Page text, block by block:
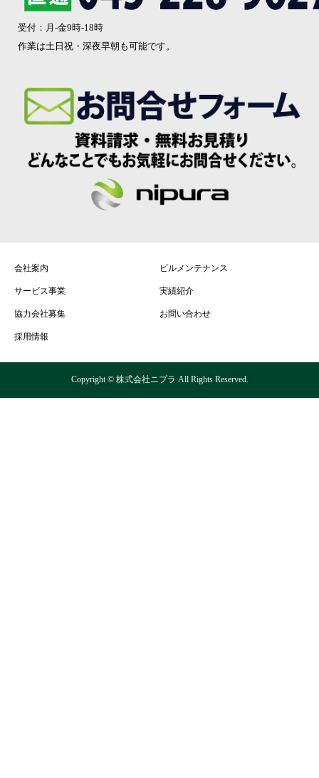
受付：月-金9時-18時
作業は土日祝・深夜早朝も可能です。
会社案内 ビルメンテナンス
サービス事業 実績紹介
協力会社募集 お問い合わせ
採用情報
Copyright © 株式会社ニプラ All Rights Reserved.